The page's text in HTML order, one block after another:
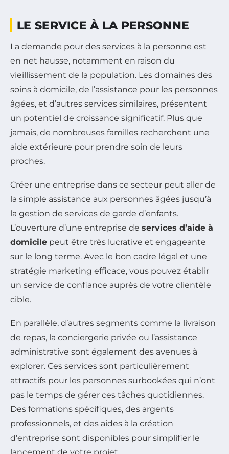
LE SERVICE À LA PERSONNE
La demande pour des services à la personne est
en net hausse, notamment en raison du
vieillissement de la population. Les domaines des
soins à domicile, de l’assistance pour les personnes
âgées, et d’autres services similaires, présentent
un potentiel de croissance significatif. Plus que
jamais, de nombreuses familles recherchent une
aide extérieure pour prendre soin de leurs
proches.
Créer une entreprise dans ce secteur peut aller de
la simple assistance aux personnes âgées jusqu’à
la gestion de services de garde d’enfants.
L’ouverture d’une entreprise de services d’aide à
domicile peut être très lucrative et engageante
sur le long terme. Avec le bon cadre légal et une
stratégie marketing efficace, vous pouvez établir
un service de confiance auprès de votre clientèle
cible.
En parallèle, d’autres segments comme la livraison
de repas, la conciergerie privée ou l’assistance
administrative sont également des avenues à
explorer. Ces services sont particulièrement
attractifs pour les personnes surbookées qui n’ont
pas le temps de gérer ces tâches quotidiennes.
Des formations spécifiques, des argents
professionnels, et des aides à la création
d’entreprise sont disponibles pour simplifier le